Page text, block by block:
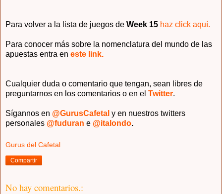
Para volver a la lista de juegos de Week 15 haz click aquí.
Para conocer más sobre la nomenclatura del mundo de las
apuestas entra en este link.
Cualquier duda o comentario que tengan, sean libres de
preguntarnos en los comentarios o en el Twitter.
Sígannos en @GurusCafetal y en nuestros twitters
personales @fuduran e @italondo.
Gurus del Cafetal
Compartir
No hay comentarios.: